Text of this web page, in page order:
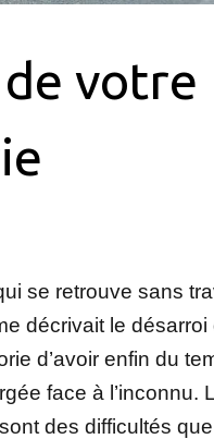
votre
se retrouve sans
décrivait le
d’avoir enfin du
face à l’inconnu.
des difficultés que